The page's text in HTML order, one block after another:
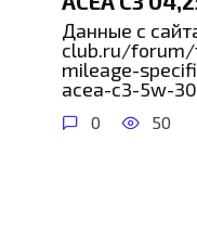
Данные с
club.ru/
mileage-
acea-c3-5w-
0 50